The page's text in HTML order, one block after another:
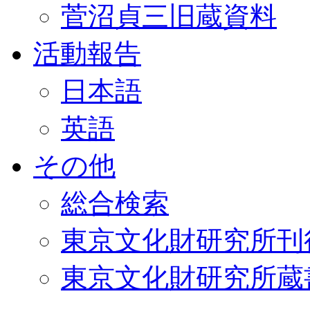
菅沼貞三旧蔵資料
活動報告
日本語
英語
その他
総合検索
東京文化財研究所
東京文化財研究所